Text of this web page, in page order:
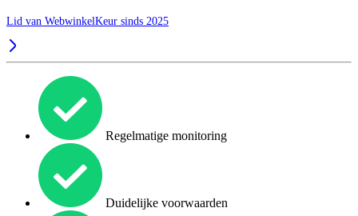
Lid van WebwinkelKeur sinds 2025
Regelmatige monitoring
Duidelijke voorwaarden